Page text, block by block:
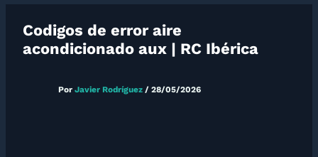
Codigos de error aire
acondicionado aux | RC Ibérica
Por Javier Rodríguez / 28/05/2026